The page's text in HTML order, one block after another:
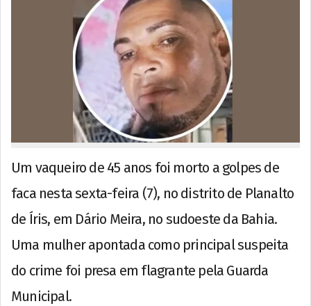
Um vaqueiro de 45 anos foi morto a golpes de
faca nesta sexta-feira (7), no distrito de Planalto
de Íris, em Dário Meira, no sudoeste da Bahia.
Uma mulher apontada como principal suspeita
do crime foi presa em flagrante pela Guarda
Municipal.